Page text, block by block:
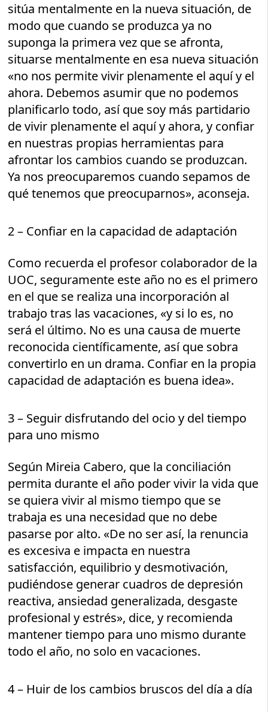
sitúa mentalmente en la nueva situación, de
modo que cuando se produzca ya no
suponga la primera vez que se afronta,
situarse mentalmente en esa nueva situación
«no nos permite vivir plenamente el aquí y el
ahora. Debemos asumir que no podemos
planificarlo todo, así que soy más partidario
de vivir plenamente el aquí y ahora, y confiar
en nuestras propias herramientas para
afrontar los cambios cuando se produzcan.
Ya nos preocuparemos cuando sepamos de
qué tenemos que preocuparnos», aconseja.
2 – Confiar en la capacidad de adaptación
Como recuerda el profesor colaborador de la
UOC, seguramente este año no es el primero
en el que se realiza una incorporación al
trabajo tras las vacaciones, «y si lo es, no
será el último. No es una causa de muerte
reconocida científicamente, así que sobra
convertirlo en un drama. Confiar en la propia
capacidad de adaptación es buena idea».
3 – Seguir disfrutando del ocio y del tiempo
para uno mismo
Según Mireia Cabero, que la conciliación
permita durante el año poder vivir la vida que
se quiera vivir al mismo tiempo que se
trabaja es una necesidad que no debe
pasarse por alto. «De no ser así, la renuncia
es excesiva e impacta en nuestra
satisfacción, equilibrio y desmotivación,
pudiéndose generar cuadros de depresión
reactiva, ansiedad generalizada, desgaste
profesional y estrés», dice, y recomienda
mantener tiempo para uno mismo durante
todo el año, no solo en vacaciones.
4 – Huir de los cambios bruscos del día a día